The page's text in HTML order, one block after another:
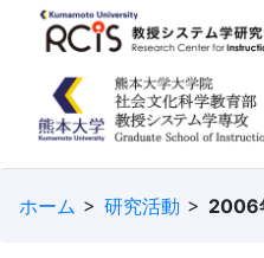
ホーム
研究活動 2006